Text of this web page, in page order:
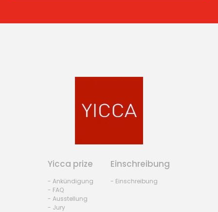
Yicca prize
- Ankündigung
- FAQ
- Ausstellung
- Jury
Einschreibung
- Einschreibung